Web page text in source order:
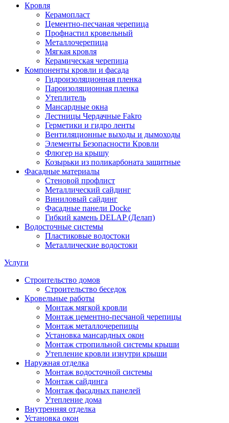
Кровля
Керамопласт
Цементно-песчаная черепица
Профнастил кровельный
Металлочерепица
Мягкая кровля
Керамическая черепица
Компоненты кровли и фасада
Гидроизоляционная пленка
Пароизоляционная пленка
Утеплитель
Мансардные окна
Лестницы Чердачные Fakro
Герметики и гидро ленты
Вентиляционные выходы и дымоходы
Элементы Безопасности Кровли
Флюгер на крышу
Козырьки из поликарбоната защитные
Фасадные материалы
Стеновой профлист
Металлический сайдинг
Виниловый сайдинг
Фасадные панели Docke
Гибкий камень DELAP (Делап)
Водосточные системы
Пластиковые водостоки
Металлические водостоки
Услуги
Строительство домов
Строительство беседок
Кровельные работы
Монтаж мягкой кровли
Монтаж цементно-песчаной черепицы
Монтаж металлочерепицы
Установка мансардных окон
Монтаж стропильной системы крыши
Утепление кровли изнутри крыши
Наружная отделка
Монтаж водосточной системы
Монтаж сайдинга
Монтаж фасадных панелей
Утепление дома
Внутренняя отделка
Установка окон